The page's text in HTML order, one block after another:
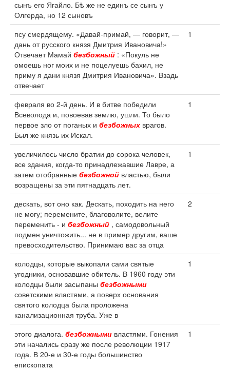
сынъ его Ягайло. Бѣ же не единъ се сынъ у
Олгерда, но 12 сыновъ
псу смердящему. «Давай-примай, — говорит, —
дань от русского князя Дмитрия Ивановича!»
Отвечает Мамай безбожный : «Покуль не
омоешь ног моих и не поцелуешь бахил, не
приму я дани князя Дмитрия Ивановича». Взадь
отвечает
1
февраля во 2-й день. И в битве победили
Всеволода и, повоевав землю, ушли. То было
первое зло от поганых и безбожных врагов.
Был же князь их Искал.
1
увеличилось число братии до сорока человек,
все здания, когда-то принадлежавшие Лавре, а
затем отобранные безбожной властью, были
возращены за эти пятнадцать лет.
1
дескать, вот оно как. Дескать, походить на него
не могу; перемените, благоволите, велите
переменить - и безбожный , самодовольный
подмен уничтожить... не в пример другим, ваше
превосходительство. Принимаю вас за отца
2
колодцы, которые выкопали сами святые
угодники, основавшие обитель. В 1960 году эти
колодцы были засыпаны безбожными
советскими властями, а поверх основания
святого колодца была проложена
канализационная труба. Уже в
1
этого диалога. безбожными властями. Гонения
эти начались сразу же после революции 1917
года. В 20-е и 30-е годы большинство
епископата
1